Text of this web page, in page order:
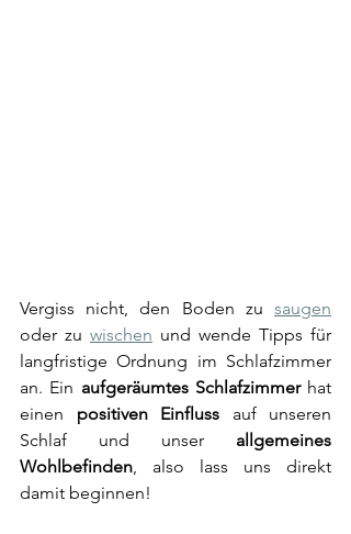
Vergiss nicht, den Boden zu saugen
oder zu wischen und wende Tipps für
langfristige Ordnung im Schlafzimmer
an. Ein aufgeräumtes Schlafzimmer hat
einen positiven Einfluss auf unseren
Schlaf und unser allgemeines
Wohlbefinden, also lass uns direkt
damit beginnen!